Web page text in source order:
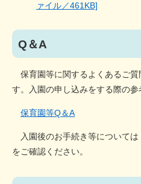
ァイル／461KB]
Q＆A
保育園等に関するよくあるご質
す。入園の申し込みをする際の参
保育園等Q＆A
入園後のお手続き等については
をご確認ください。